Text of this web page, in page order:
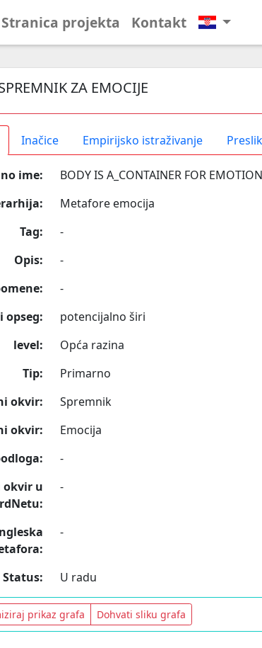
Stranica projekta Kontakt
ZA EMOCIJE
Inačice Empirijsko istraživanje
ime:
BODY IS A_CONTAINER FOR
Metafore emocija
Tag:
-
Opis:
-
-
opseg:
potencijalno širi
level:
Opća razina
Tip:
Primarno
okvir:
Spremnik
okvir:
Emocija
-
okvir u
-
-
Status: U radu
prikaz grafa Dohvati sliku grafa